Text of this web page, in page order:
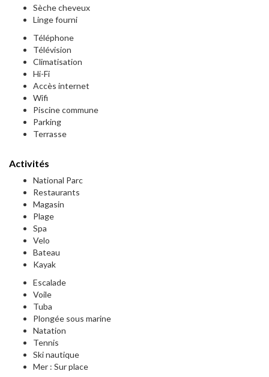
Sèche cheveux
Linge fourni
Téléphone
Télévision
Climatisation
Hi-Fi
Accès internet
Wifi
Piscine commune
Parking
Terrasse
Activités
National Parc
Restaurants
Magasin
Plage
Spa
Velo
Bateau
Kayak
Escalade
Voile
Tuba
Plongée sous marine
Natation
Tennis
Ski nautique
Mer : Sur place